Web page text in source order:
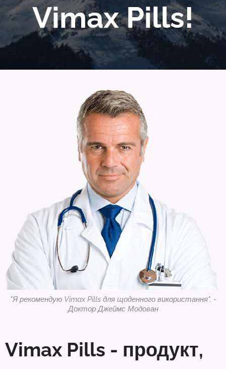
Vimax Pills!
"Я рекомендую Vimax Pills для щоденного використання". -
Доктор Джеймс Модован
Vimax Pills - продукт,